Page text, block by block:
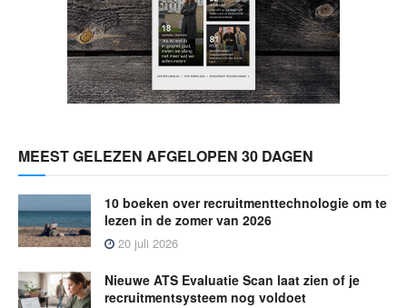
MEEST GELEZEN AFGELOPEN 30 DAGEN
10 boeken over recruitmenttechnologie om te
lezen in de zomer van 2026
20 juli 2026
Nieuwe ATS Evaluatie Scan laat zien of je
recruitmentsysteem nog voldoet